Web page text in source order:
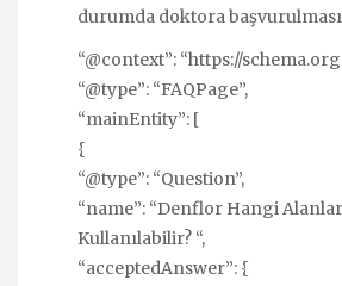
durumda doktora
“@context”: “https://
“@type”: “FAQPage”,
“mainEntity”: [
{
“@type”: “Question”,
“name”: “Denflor Hangi
Kullanılabilir? “,
“acceptedAnswer”: {